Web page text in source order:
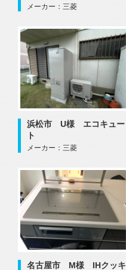
メーカー：三菱
浜松市 U様 エコキュー
ト
メーカー：三菱
名古屋市 M様 IHクッキ